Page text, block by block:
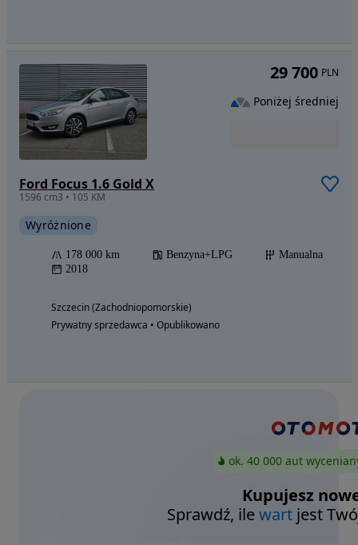
Ford Focus 1.6 Gold X
1596 cm3 • 105 KM
Wyróżnione
178 000 km Benzyna+LPG
Manualna
2018
Szczecin (Zachodniopomorskie)
Prywatny sprzedawca • Opublikowano
29 700 PLN
Poniżej średniej
ok. 40 000 aut
Kupujesz
Sprawdź, ilewart jest